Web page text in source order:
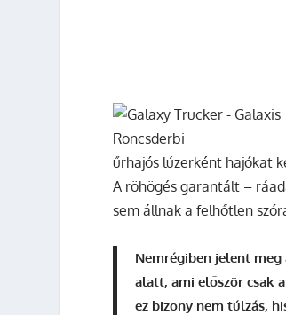
űrhajós lúzerként hajókat
A röhögés garantált –
sem állnak a felhőtlen
Nemrégiben jelent meg
alatt, ami először csak
ez bizony nem túlzás,